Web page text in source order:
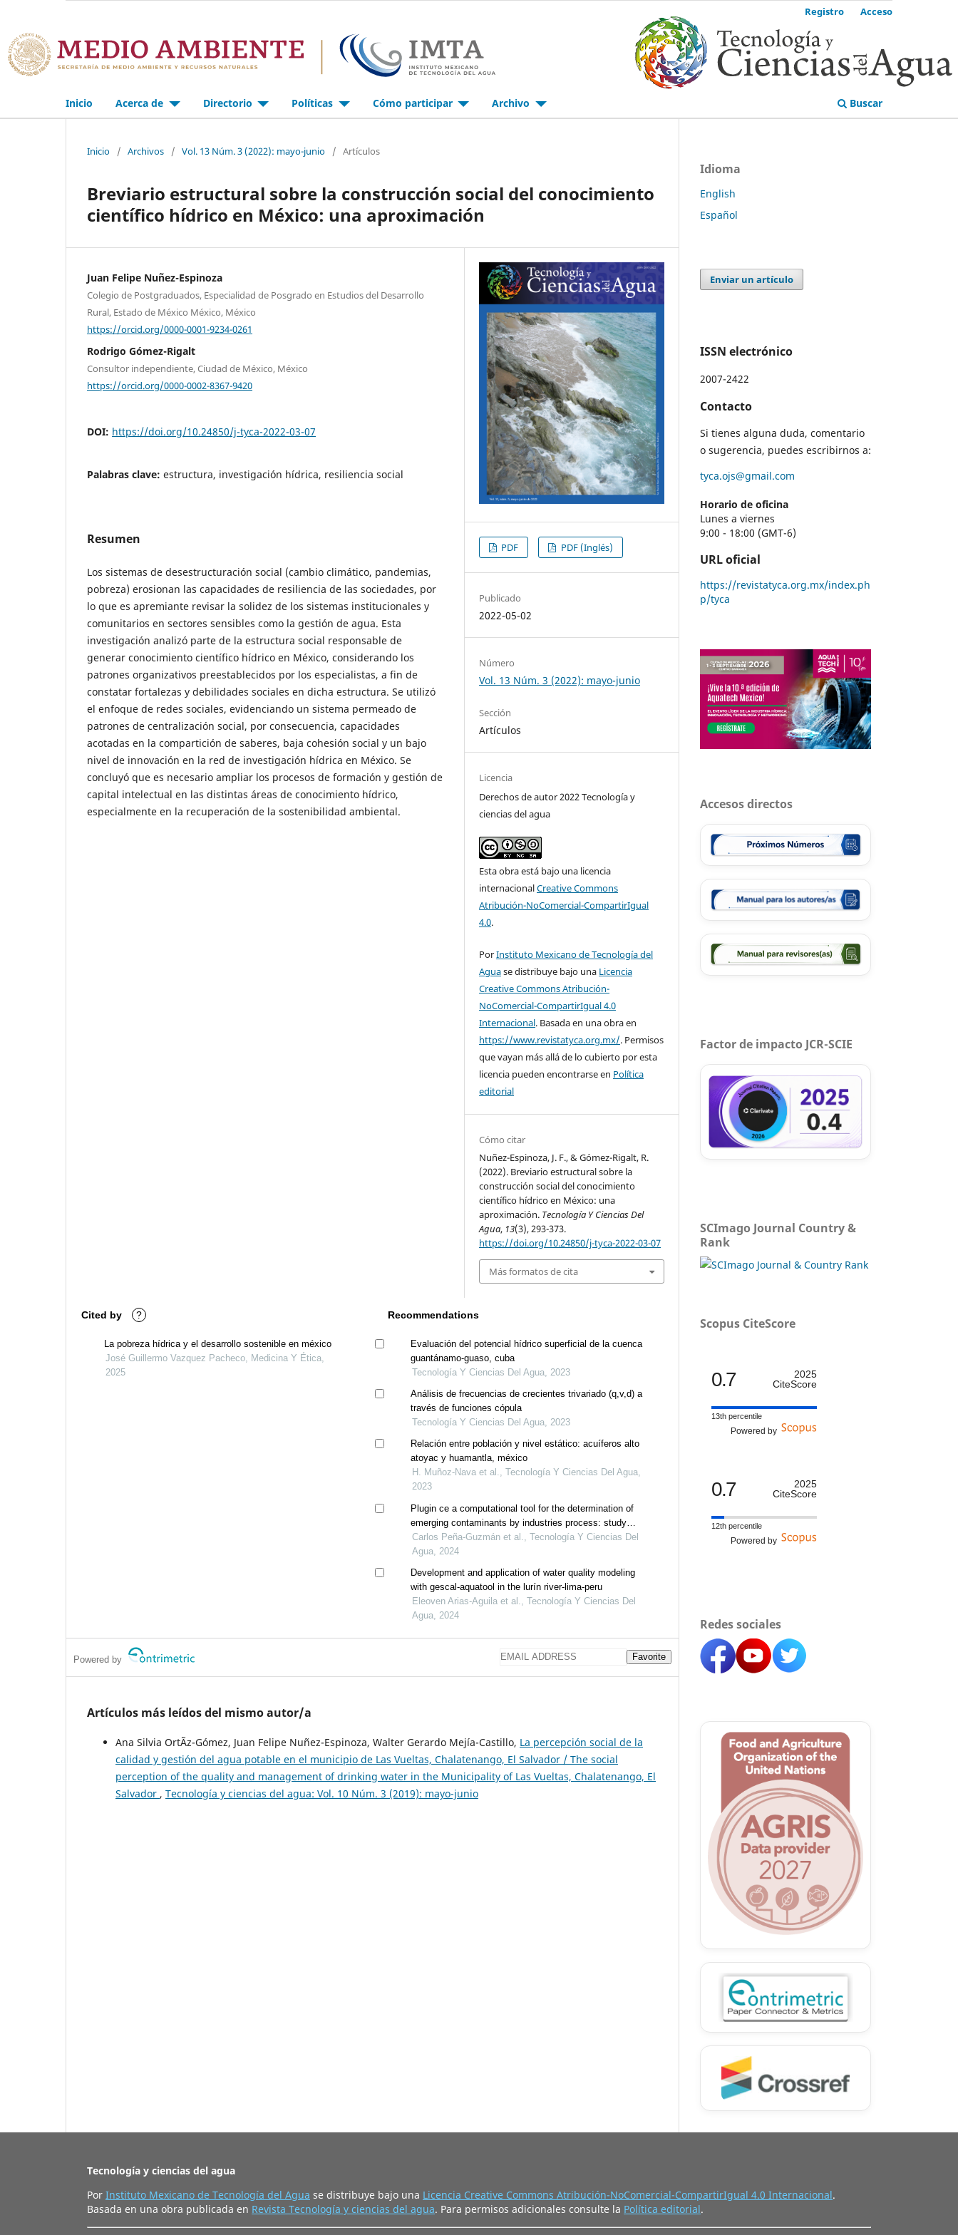
Inicio Acerca de Directorio Políticas Cómo participar Archivo Buscar
Registro Acceso
Inicio / Archivos / Vol. 13 Núm. 3 (2022): mayo-junio / Artículos
Breviario estructural sobre la construcción social del conocimiento
científico hídrico en México: una aproximación
Juan Felipe Nuñez-Espinoza
Colegio de Postgraduados, Especialidad de Posgrado en Estudios del Desarrollo
Rural, Estado de México México, México
https://orcid.org/0000-0001-9234-0261
Rodrigo Gómez-Rigalt
Consultor independiente, Ciudad de México, México
https://orcid.org/0000-0002-8367-9420
DOI: https://doi.org/10.24850/j-tyca-2022-03-07
Palabras clave: estructura, investigación hídrica, resiliencia social
Resumen
Los sistemas de desestructuración social (cambio climático, pandemias,
pobreza) erosionan las capacidades de resiliencia de las sociedades, por
lo que es apremiante revisar la solidez de los sistemas institucionales y
comunitarios en sectores sensibles como la gestión de agua. Esta
investigación analizó parte de la estructura social responsable de
generar conocimiento científico hídrico en México, considerando los
patrones organizativos preestablecidos por los especialistas, a fin de
constatar fortalezas y debilidades sociales en dicha estructura. Se utilizó
el enfoque de redes sociales, evidenciando un sistema permeado de
patrones de centralización social, por consecuencia, capacidades
acotadas en la compartición de saberes, baja cohesión social y un bajo
nivel de innovación en la red de investigación hídrica en México. Se
concluyó que es necesario ampliar los procesos de formación y gestión de
capital intelectual en las distintas áreas de conocimiento hídrico,
especialmente en la recuperación de la sostenibilidad ambiental.
PDF PDF (Inglés)
Publicado
2022-05-02
Número
Vol. 13 Núm. 3 (2022): mayo-junio
Sección
Artículos
Licencia
Derechos de autor 2022 Tecnología y
ciencias del agua
Esta obra está bajo una licencia
internacionalCreative Commons
Atribución-NoComercial-CompartirIgual
4.0.
PorInstituto Mexicano de Tecnología del
Aguase distribuye bajo una Licencia
Creative Commons Atribución-
NoComercial-CompartirIgual 4.0
Internacional. Basada en una obra en
https://www.revistatyca.org.mx/. Permisos
que vayan más allá de lo cubierto por esta
licencia pueden encontrarse en Política
editorial
Cómo citar
Nuñez-Espinoza, J. F., & Gómez-Rigalt, R.
(2022). Breviario estructural sobre la
construcción social del conocimiento
científico hídrico en México: una
aproximación. Tecnología Y Ciencias Del
Agua, 13(3), 293-373.
https://doi.org/10.24850/j-tyca-2022-03-07
Más formatos de cita
Cited by ?
La pobreza hídrica y el desarrollo sostenible en méxico
José Guillermo Vazquez Pacheco, Medicina Y Ética,
2025
Recommendations
Evaluación del potencial hídrico superficial de la cuenca
guantánamo-guaso, cuba
Tecnología Y Ciencias Del Agua, 2023
Análisis de frecuencias de crecientes trivariado (q,v,d) a
través de funciones cópula
Tecnología Y Ciencias Del Agua, 2023
Relación entre población y nivel estático: acuíferos alto
atoyac y huamantla, méxico
H. Muñoz-Nava et al., Tecnología Y Ciencias Del Agua,
2023
Plugin ce a computational tool for the determination of
emerging contaminants by industries process: study
case study for the city of bogotá-colombia
Carlos Peña-Guzmán et al., Tecnología Y Ciencias Del
Agua, 2024
Development and application of water quality modeling
with gescal-aquatool in the lurín river-lima-peru
Eleoven Arias-Aguila et al., Tecnología Y Ciencias Del
Agua, 2024
Powered by Favorite
Artículos más leídos del mismo autor/a
Ana Silvia OrtÃ­z-Gómez, Juan Felipe Nuñez-Espinoza, Walter Gerardo Mejía-Castillo, La percepción social de la
calidad y gestión del agua potable en el municipio de Las Vueltas, Chalatenango, El Salvador / The social
perception of the quality and management of drinking water in the Municipality of Las Vueltas, Chalatenango, El
Salvador , Tecnología y ciencias del agua: Vol. 10 Núm. 3 (2019): mayo-junio
Idioma
English
Español
Enviar un artículo
ISSN electrónico
2007-2422
Contacto
Si tienes alguna duda, comentario
o sugerencia, puedes escribirnos a:
tyca.ojs@gmail.com
Horario de oficina
Lunes a viernes
9:00 - 18:00 (GMT-6)
URL oficial
https://revistatyca.org.mx/index.ph
p/tyca
Accesos directos
Factor de impacto JCR-SCIE
SCImago Journal Country &
Rank
Scopus CiteScore
0.7
2025
CiteScore
13th percentile
Powered by
0.7
2025
CiteScore
12th percentile
Powered by
Redes sociales
Tecnología y ciencias del agua
Por Instituto Mexicano de Tecnología del Agua se distribuye bajo una Licencia Creative Commons Atribución-NoComercial-CompartirIgual 4.0 Internacional.
Basada en una obra publicada en Revista Tecnología y ciencias del agua. Para permisos adicionales consulte la Política editorial.